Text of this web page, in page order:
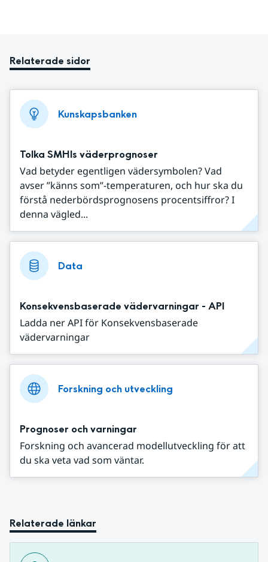
Relaterade sidor
Kunskapsbanken
Tolka SMHIs väderprognoser
Vad betyder egentligen vädersymbolen? Vad
avser ”känns som”-temperaturen, och hur ska du
förstå nederbördsprognosens procentsiffror? I
denna vägled...
Data
Konsekvensbaserade vädervarningar - API
Ladda ner API för Konsekvensbaserade
vädervarningar
Forskning och utveckling
Prognoser och varningar
Forskning och avancerad modellutveckling för att
du ska veta vad som väntar.
Relaterade länkar